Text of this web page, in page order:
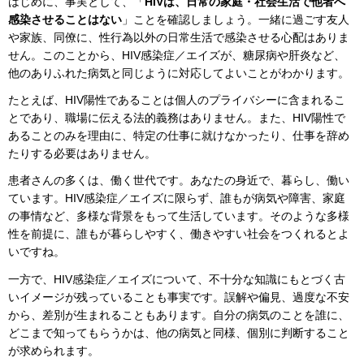
感染させることはない 」ことを確認しましょう。一緒に過ごす友人
や家族、同僚に、性行為以外の日常生活で感染させる心配はありま
せん。このことから、HIV感染症／エイズが、糖尿病や肝炎など、
他のありふれた病気と同じように対応してよいことがわかります。
たとえば、HIV陽性であることは個人のプライバシーに含まれるこ
とであり、職場に伝える法的義務はありません。また、HIV陽性で
あることのみを理由に、特定の仕事に就けなかったり、仕事を辞め
たりする必要はありません。
患者さんの多くは、働く世代です。あなたの身近で、暮らし、働い
ています。HIV感染症／エイズに限らず、誰もが病気や障害、家庭
の事情など、多様な背景をもって生活しています。そのような多様
性を前提に、誰もが暮らしやすく、働きやすい社会をつくれるとよ
いですね。
一方で、HIV感染症／エイズについて、不十分な知識にもとづく古
いイメージが残っていることも事実です。誤解や偏見、過度な不安
から、差別が生まれることもあります。自分の病気のことを誰に、
どこまで知ってもらうかは、他の病気と同様、個別に判断すること
が求められます。